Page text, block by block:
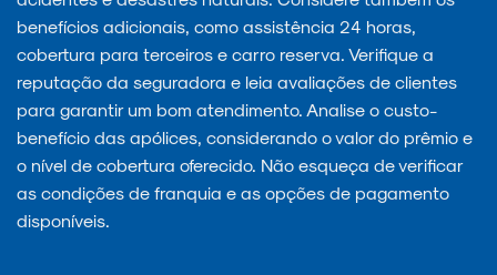
benefícios adicionais, como assistência 24 horas,
cobertura para terceiros e carro reserva. Verifique a
reputação da seguradora e leia avaliações de clientes
para garantir um bom atendimento. Analise o custo-
benefício das apólices, considerando o valor do prêmio e
o nível de cobertura oferecido. Não esqueça de verificar
as condições de franquia e as opções de pagamento
disponíveis.